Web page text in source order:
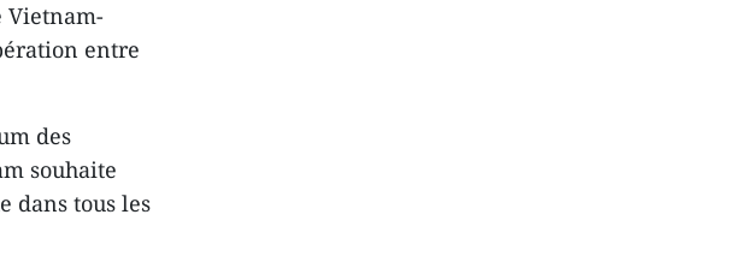
Vietnam-
entre
des
souhaite
dans tous les